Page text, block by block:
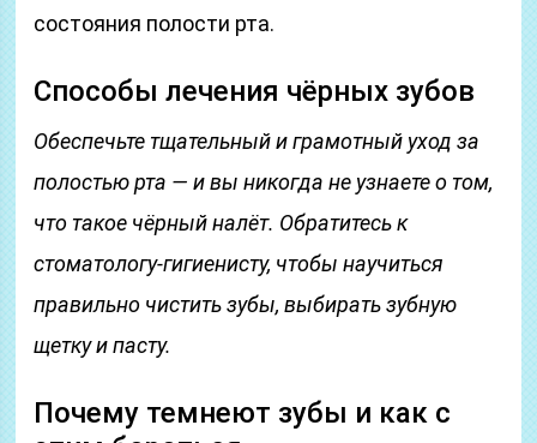
состояния полости рта.
Способы лечения чёрных зубов
Обеспечьте тщательный и грамотный уход за
полостью рта — и вы никогда не узнаете о том,
что такое чёрный налёт. Обратитесь к
стоматологу-гигиенисту, чтобы научиться
правильно чистить зубы, выбирать зубную
щетку и пасту.
Почему темнеют зубы и как с